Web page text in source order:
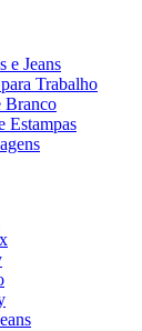
e Jeans
Trabalho
Branco
Estampas